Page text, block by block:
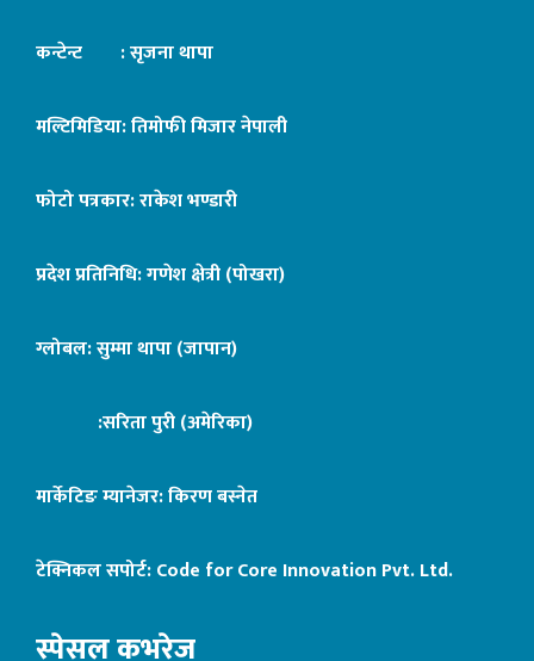
कन्टेन्ट : सृजना थापा
मल्टिमिडिया: तिमोफी मिजार नेपाली
फोटो पत्रकार: राकेश भण्डारी
प्रदेश प्रतिनिधि: गणेश क्षेत्री (पोखरा)
ग्लोबल: सुम्मा थापा (जापान)
:सरिता पुरी (अमेरिका)
मार्केटिङ म्यानेजर: किरण बस्नेत
टेक्निकल सपोर्ट:Code for Core Innovation Pvt. Ltd.
स्पेसल कभरेज